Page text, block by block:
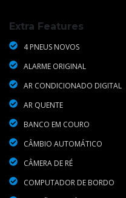
Extra Features
4 PNEUS NOVOS
ALARME ORIGINAL
AR CONDICIONADO DIGITAL
AR QUENTE
BANCO EM COURO
CÂMBIO AUTOMÁTICO
CÂMERA DE RÉ
COMPUTADOR DE BORDO